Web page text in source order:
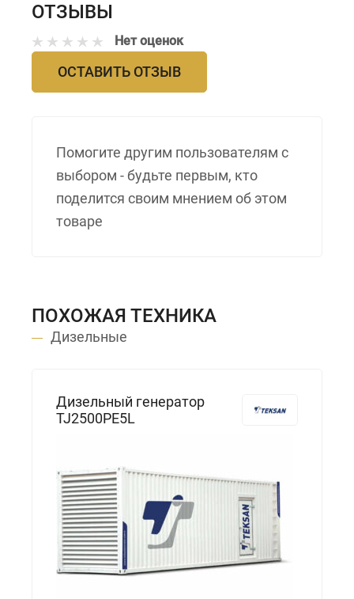
ОТЗЫВЫ
Нет оценок
ОСТАВИТЬ ОТЗЫВ
Помогите другим пользователям с
выбором - будьте первым, кто
поделится своим мнением об этом
товаре
ПОХОЖАЯ ТЕХНИКА
Дизельные
Дизельный генератор
TJ2500PE5L